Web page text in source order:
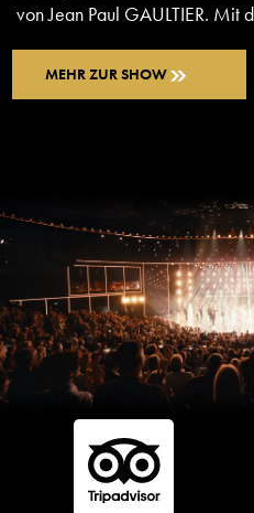
von Jean Paul GAULTIER. Mit
MEHR ZUR SHOW